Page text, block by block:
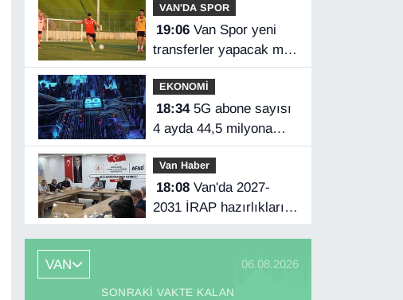
VAN'DA SPOR
19:06Van Spor yeni
transferler yapacak mı?
Başkan Özgür İreç İlhan
açıkladı
EKONOMİ
18:345G abone sayısı
4 ayda 44,5 milyona
ulaştı
Van Haber
18:08Van'da 2027-
2031 İRAP hazırlıkları
başladı
VAN 06.08.2026
SONRAKI VAKTE KALAN